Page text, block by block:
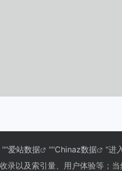
""爱站数据 ""Chinaz数据
"进
录以及索引量、用户体验等；